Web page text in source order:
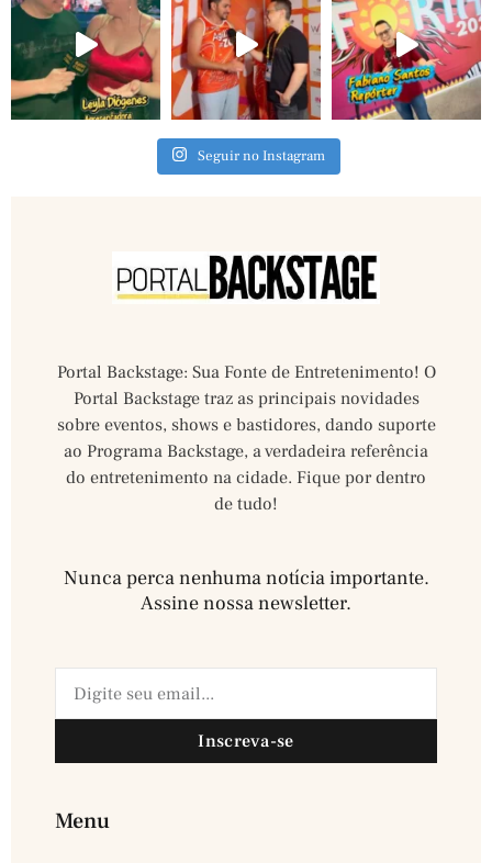
Seguir no Instagram
Portal Backstage: Sua Fonte de Entretenimento! O
Portal Backstage traz as principais novidades
sobre eventos, shows e bastidores, dando suporte
ao Programa Backstage, a verdadeira referência
do entretenimento na cidade. Fique por dentro
de tudo!
Nunca perca nenhuma notícia importante.
Assine nossa newsletter.​
Inscreva-se
Menu